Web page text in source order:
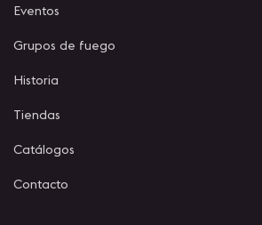
Eventos
Grupos de fuego
Historia
Tiendas
Catálogos
Contacto